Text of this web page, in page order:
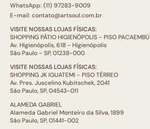
WhatsApp: (11) 97283-9009
E-mail: contato@artsoul.com.br
VISITE NOSSAS LOJAS FÍSICAS:
SHOPPING PÁTIO HIGIENÓPOLIS - PISO PACAEMBÚ
Av. Higienópolis, 618 - Higienópolis
São Paulo - SP, 01238-000
VISITE NOSSAS LOJAS FÍSICAS:
SHOPPING JK IGUATEMI - PISO TÉRREO
Av. Pres. Juscelino Kubitschek, 2041
São Paulo, SP, 04543-011
ALAMEDA GABRIEL
Alameda Gabriel Monteiro da Silva, 1899
São Paulo, SP, 01441-002